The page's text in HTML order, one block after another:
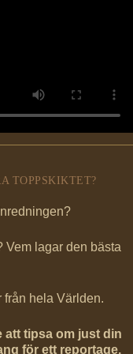
TOPPSKIKTET?
Vem lagar den bästa
från hela Världen.
att tipsa om just din
för ett reportage.